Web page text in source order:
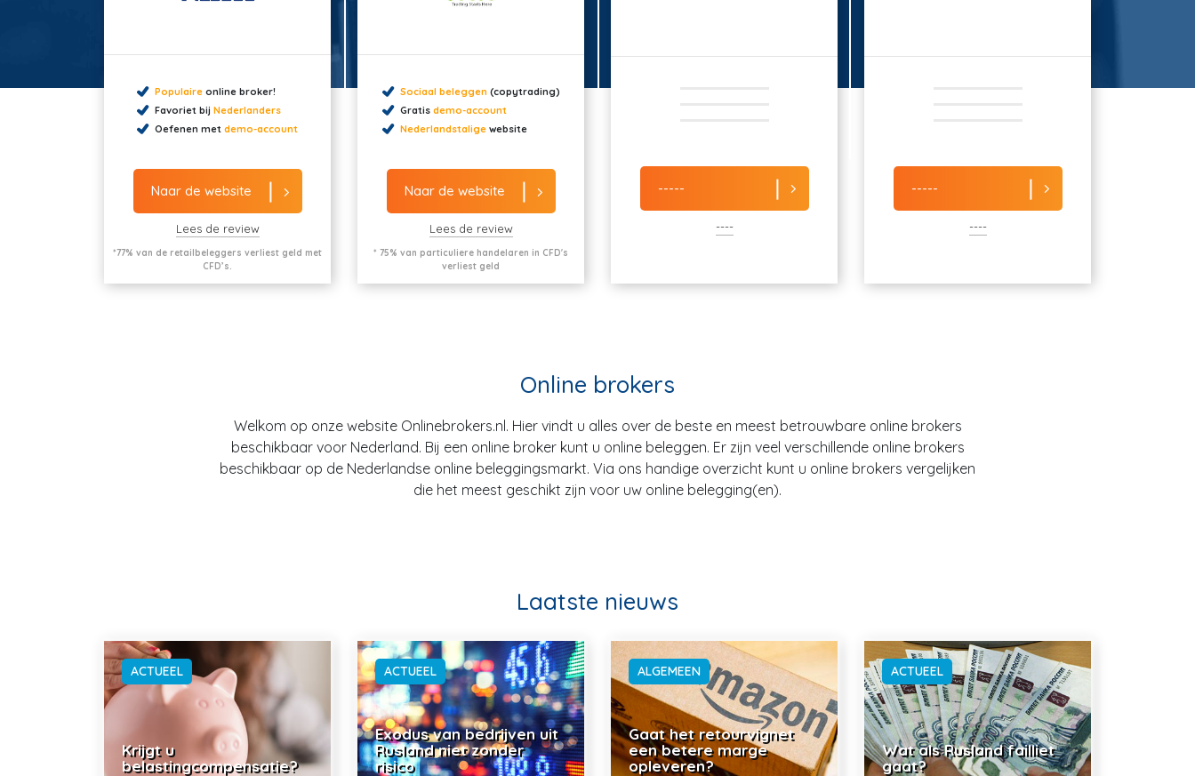
Populaire online broker!
Favoriet bij Nederlanders
Oefenen met demo-account
Naar de website
Lees de review
*77% van de retailbeleggers verliest geld met
CFD’s.
Sociaal beleggen (copytrading)
Gratis demo-account
Nederlandstaligewebsite
Naar de website
Lees de review
* 75% van particuliere handelaren in CFD's
verliest geld
-----
----
-----
----
Online brokers
Welkom op onze website Onlinebrokers.nl. Hier vindt u alles over de beste en meest betrouwbare online brokers
beschikbaar voor Nederland. Bij een online broker kunt u online beleggen. Er zijn veel verschillende online brokers
beschikbaar op de Nederlandse online beleggingsmarkt. Via ons handige overzicht kunt u online brokers vergelijken
die het meest geschikt zijn voor uw online belegging(en).
Laatste nieuws
ACTUEEL
Krijgt u
belastingcompensatie?
ACTUEEL
Exodus van bedrijven uit
Rusland niet zonder
risico
ALGEMEEN
Gaat het retourvignet
een betere marge
opleveren?
ACTUEEL
Wat als Rusland failliet
gaat?